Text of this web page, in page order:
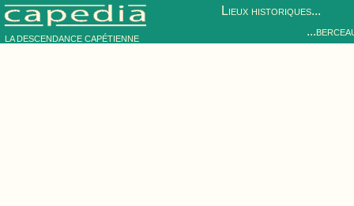
LA DESCENDANCE CAPÉTIENNE
Lieux historiques...